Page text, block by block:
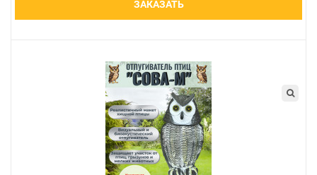
ЗАКАЗАТЬ